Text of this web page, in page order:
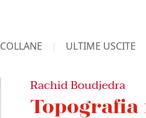
COLLANE ULTIME USCITE
Rachid Boudjedra
Topografia